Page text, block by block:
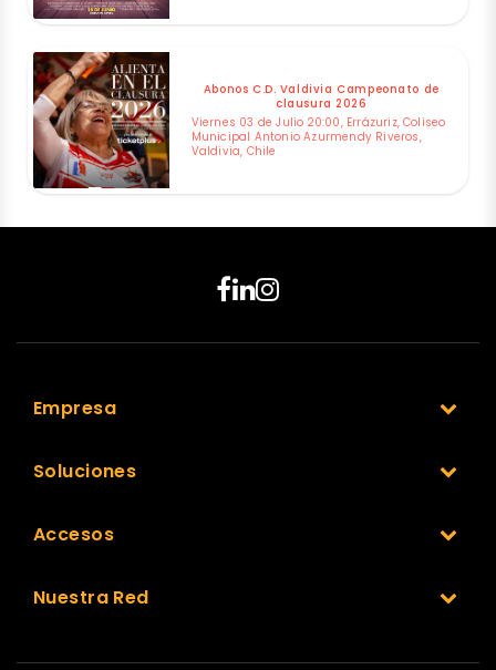
Abonos C.D. Valdivia Campeonato de
clausura 2026
Viernes 03 de Julio 20:00, Errázuriz, Coliseo
Municipal Antonio Azurmendy Riveros,
Valdivia, Chile
Empresa
Soluciones
Accesos
Nuestra Red